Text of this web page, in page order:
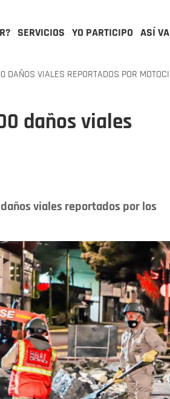
SERVICIOS YO PARTICIPO ASÍ
DAÑOS VIALES REPORTADOS POR
daños viales
viales reportados por los